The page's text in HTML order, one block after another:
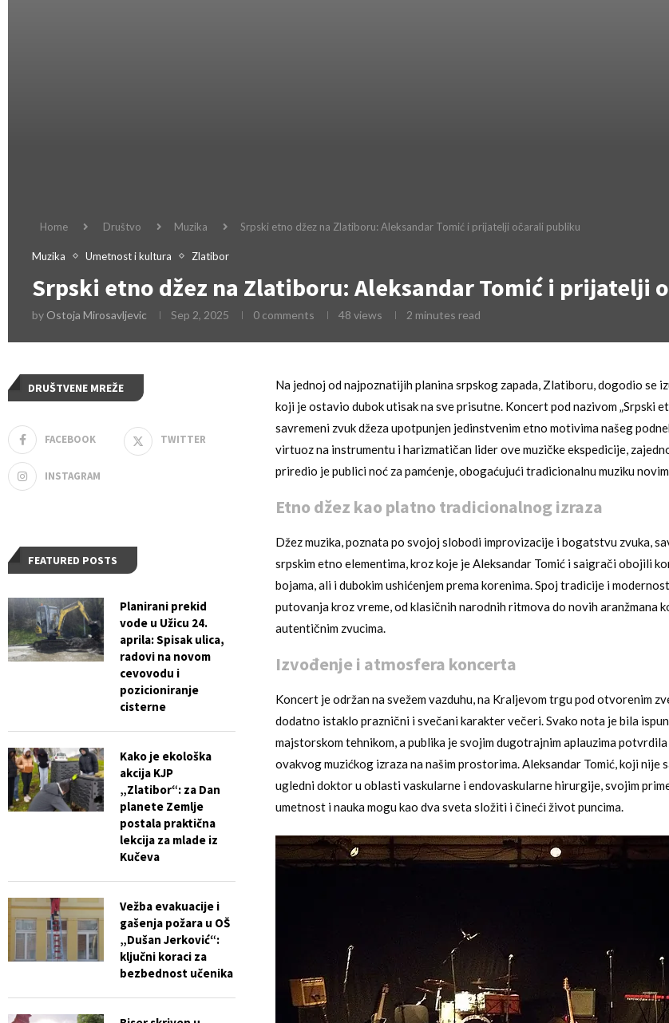
Home Društvo Muzika Srpski etno džez na Zlatiboru: Aleksandar Tomić i prijatelji očarali publiku
Muzika Umetnost i kultura Zlatibor
Srpski etno džez na Zlatiboru: Aleksandar Tomić i prijatelji
by Ostoja Mirosavljevic Sep 2, 2025 0 comments 48 views 2 minutes read
Na jednoj od najpoznatijih planina srpskog zapada, Zlatiboru, dogodio se
koji je ostavio dubok utisak na sve prisutne. Koncert pod nazivom „Srpski
savremeni zvuk džeza upotpunjen jedinstvenim etno motivima našeg
virtuoz na instrumentu i harizmatičan lider ove muzičke ekspedicije,
priredio je publici noć za pamćenje, obogaćujući tradicionalnu muziku
Etno džez kao platno tradicionalnog izraza
Džez muzika, poznata po svojoj slobodi improvizacije i bogatstvu zvuka,
srpskim etno elementima, kroz koje je Aleksandar Tomić i saigrači obojili
bojama, ali i dubokim ushićenjem prema korenima. Spoj tradicije i
putovanja kroz vreme, od klasičnih narodnih ritmova do novih aranžmana
autentičnim zvucima.
Izvođenje i atmosfera koncerta
Koncert je održan na svežem vazduhu, na Kraljevom trgu pod otvorenim
dodatno istaklo praznični i svečani karakter večeri. Svako nota je bila
majstorskom tehnikom, a publika je svojim dugotrajnim aplauzima
ovakvog muzićkog izraza na našim prostorima. Aleksandar Tomić, koji nije
ugledni doktor u oblasti vaskularne i endovaskularne hirurgije, svojim
umetnost i nauka mogu kao dva sveta složiti i čineći život puncima.
DRUŠTVENE MREŽE
FACEBOOK TWITTER
INSTAGRAM
FEATURED POSTS
Planirani prekid
vode u Užicu 24.
aprila: Spisak ulica,
radovi na novom
cevovodu i
pozicioniranje
cisterne
Kako je ekološka
akcija KJP
„Zlatibor“: za Dan
planete Zemlje
postala praktična
lekcija za mlade iz
Kučeva
Vežba evakuacije i
gašenja požara u OŠ
„Dušan Jerković“:
ključni koraci za
bezbednost učenika